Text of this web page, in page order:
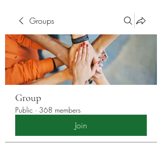
Groups
Group
Public · 368 members
Join